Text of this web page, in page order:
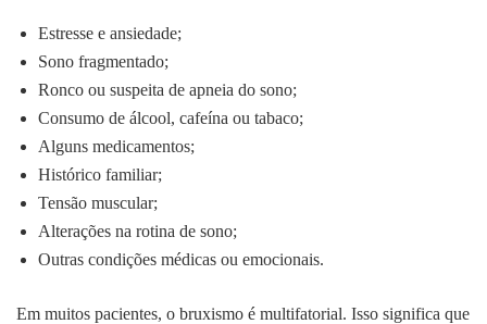
Estresse e ansiedade;
Sono fragmentado;
Ronco ou suspeita de apneia do sono;
Consumo de álcool, cafeína ou tabaco;
Alguns medicamentos;
Histórico familiar;
Tensão muscular;
Alterações na rotina de sono;
Outras condições médicas ou emocionais.
Em muitos pacientes, o bruxismo é multifatorial. Isso significa que